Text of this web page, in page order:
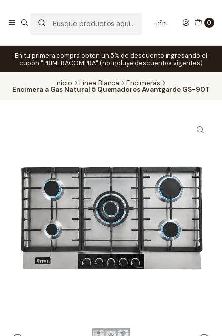
0
En tu primera compra obten un 5% de descuento ingresando el
cupón "PRIMERACOMPRA" (no incluye descuentos vigentes)
Inicio Línea Blanca Encimeras
Encimera a Gas Natural 5 Quemadores Avantgarde GS-90T